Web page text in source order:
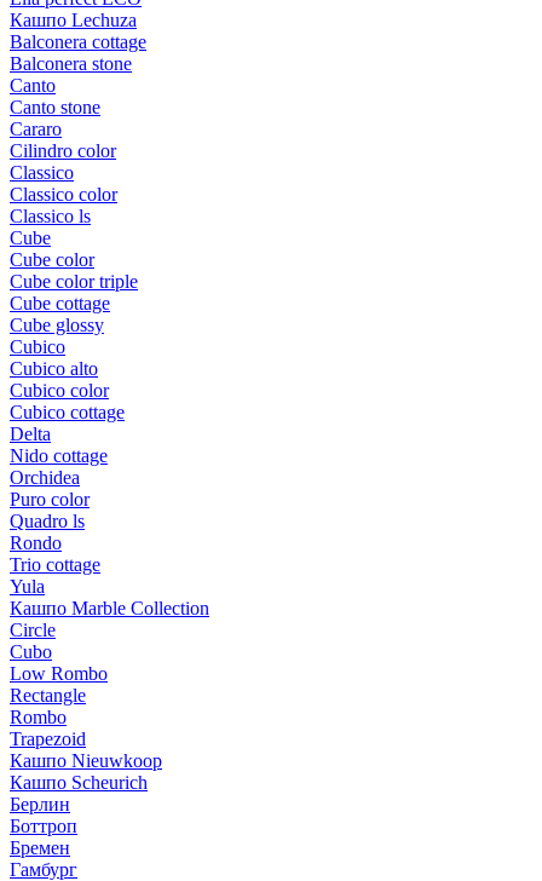
Кашпо Lechuza
Balconera cottage
Balconera stone
Canto
Canto stone
Cararo
Cilindro color
Classico
Classico color
Classico ls
Cube
Cube color
Cube color triple
Cube cottage
Cube glossy
Cubico
Cubico alto
Cubico color
Cubico cottage
Delta
Nido cottage
Orchidea
Puro color
Quadro ls
Rondo
Trio cottage
Yula
Кашпо Marble Collection
Circle
Cubo
Low Rombo
Rectangle
Rombo
Trapezoid
Кашпо Nieuwkoop
Кашпо Scheurich
Берлин
Боттроп
Бремен
Гамбург